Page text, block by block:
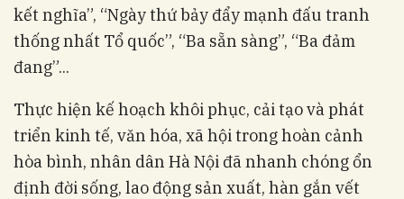
kết nghĩa”, “Ngày thứ bảy đẩy mạnh đấu tranh
thống nhất Tổ quốc”, “Ba sẵn sàng”, “Ba đảm
đang”...
Thực hiện kế hoạch khôi phục, cải tạo và phát
triển kinh tế, văn hóa, xã hội trong hoàn cảnh
hòa bình, nhân dân Hà Nội đã nhanh chóng ổn
định đời sống, lao động sản xuất, hàn gắn vết